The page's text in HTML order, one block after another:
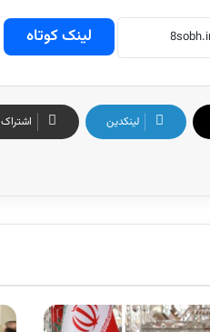
لینک کوتاه
لینکدین